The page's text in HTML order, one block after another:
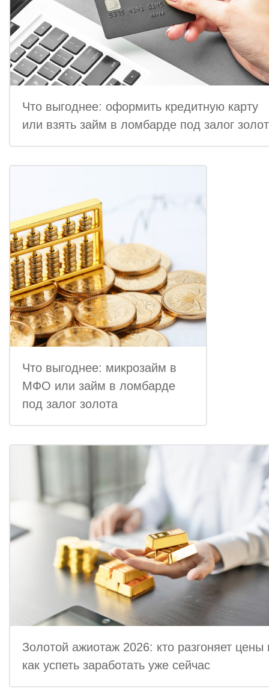
Что выгоднее: оформить кредитную карту
или взять займ в ломбарде под залог
Что выгоднее: микрозайм в
МФО или займ в ломбарде
под залог золота
Золотой ажиотаж 2026: кто разгоняет цены
как успеть заработать уже сейчас